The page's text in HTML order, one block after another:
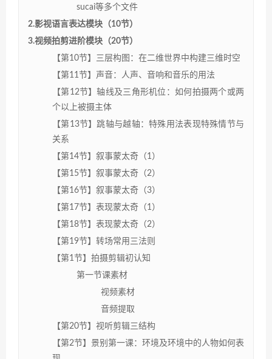
sucai等多个文件
2.影视语言表达模块（10节）
3.视频拍剪进阶模块（20节）
【第10节】三层构图：在二维世界中构建三维时空
【第11节】声音：人声、音响和音乐的用法
【第12节】轴线及三角形机位：如何拍摄两个或两
个以上被摄主体
【第13节】跳轴与越轴：特殊用法表现特殊情节与
关系
【第14节】叙事蒙太奇（1）
【第15节】叙事蒙太奇（2）
【第16节】叙事蒙太奇（3）
【第17节】表现蒙太奇（1）
【第18节】表现蒙太奇（2）
【第19节】转场常用三法则
【第1节】拍摄剪辑初认知
第一节课素材
视频素材
音频提取
【第20节】视听剪辑三结构
【第2节】景别第一课：环境及环境中的人物如何表